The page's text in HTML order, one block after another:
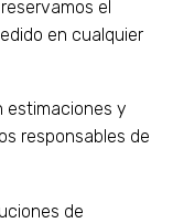
el
en cualquier
estimaciones y
responsables de
de